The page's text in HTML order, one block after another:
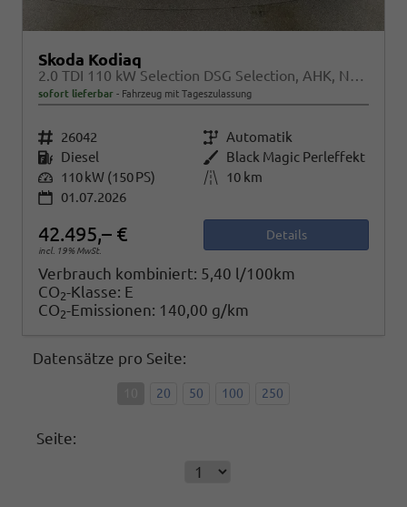
Skoda Kodiaq
2.0 TDI 110 kW Selection DSG Selection, AHK, Navi, Side, Kamera, Winter, 4 J.-Garantie
sofort lieferbar Fahrzeug mit Tageszulassung
Fahrzeugnr. 26042 Getriebe Automatik
Kraftstoff Diesel Außenfarbe Black Magic Perleffekt
Leistung 110 kW (150 PS) Kilometerstand
10 km
01.07.2026
42.495,– €
incl. 19% MwSt.
Details
Verbrauch kombiniert: 5,40 l/100km
CO2-Klasse: E
CO2-Emissionen: 140,00 g/km
Datensätze pro Seite:
20 50 100 250
Seite: